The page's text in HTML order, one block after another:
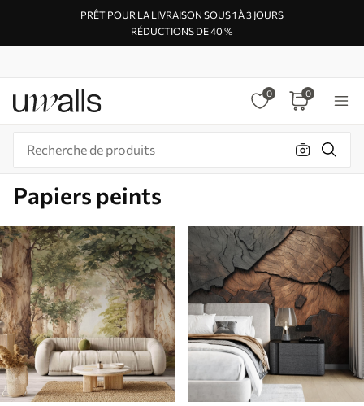
PRÊT POUR LA LIVRAISON SOUS 1 À 3 JOURS
RÉDUCTIONS DE 40 %
0 0
Papiers peints